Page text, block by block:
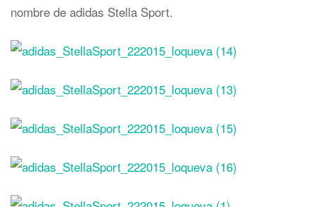
nombre de adidas Stella Sport.